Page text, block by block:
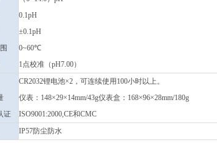
0.1pH
±0.1pH
0~60℃
1点校准（pH7.00）
证
CR2032锂电池×2，可连续使用100小时以上。
仪表：148×29×14mm/43g仪表盒：168×96×28mm/180g
ISO9001:2000,CE和CMC
IP57防尘防水